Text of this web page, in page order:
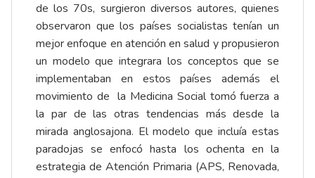
de los 70s, surgieron diversos autores, quienes
observaron que los países socialistas tenían un
mejor enfoque en atención en salud y propusieron
un modelo que integrara los conceptos que se
implementaban en estos países además el
movimiento de la Medicina Social tomó fuerza a
la par de las otras tendencias más desde la
mirada anglosajona. El modelo que incluía estas
paradojas se enfocó hasta los ochenta en la
estrategia de Atención Primaria (APS, Renovada,